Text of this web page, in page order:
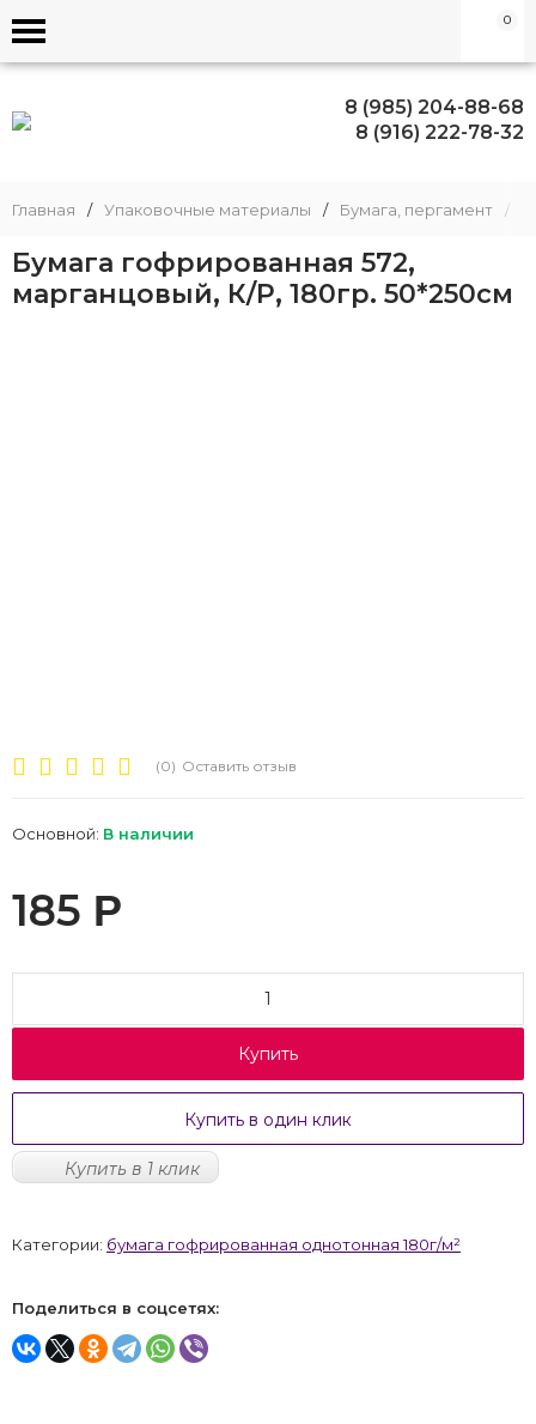
0
8 (985) 204-88-68
8 (916) 222-78-32
Главная / Упаковочные материалы / Бумага, пергамент /
Бумага гофрированная 572,
марганцовый, К/Р, 180гр. 50*250см
(0) Оставить отзыв
Основной: В наличии
185 Р
Купить
Купить в один клик
Купить в 1 клик
Категории: бумага гофрированная однотонная 180г/м²
Поделиться в соцсетях: